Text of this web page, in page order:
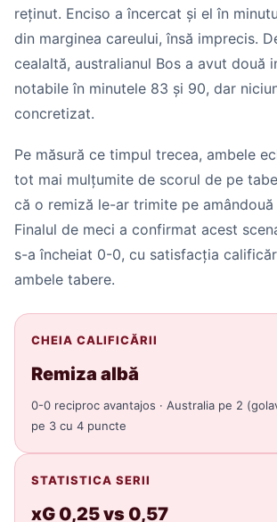
reținut. Enciso a încercat și el în
din marginea careului, însă imprecis.
cealaltă, australianul Bos a avut două
notabile în minutele 83 și 90, dar
concretizat.
Pe măsură ce timpul trecea, ambele
tot mai mulțumite de scorul de pe
că o remiză le-ar trimite pe
Finalul de meci a confirmat acest
s-a încheiat 0-0, cu satisfacția
ambele tabere.
CHEIA CALIFICĂRII
Remiza albă
0-0 reciproc avantajos · Australia pe 2
pe 3 cu 4 puncte
STATISTICA SERII
xG 0,25 vs 0,57